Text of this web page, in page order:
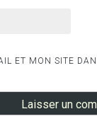
ET MON SITE